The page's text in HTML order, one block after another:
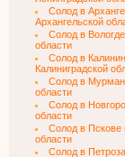
Солод в
Архангельской
Солод в
области
Солод в
Калиниградской
Солод в
области
Солод в
области
Солод в Пскове
области
Солод в